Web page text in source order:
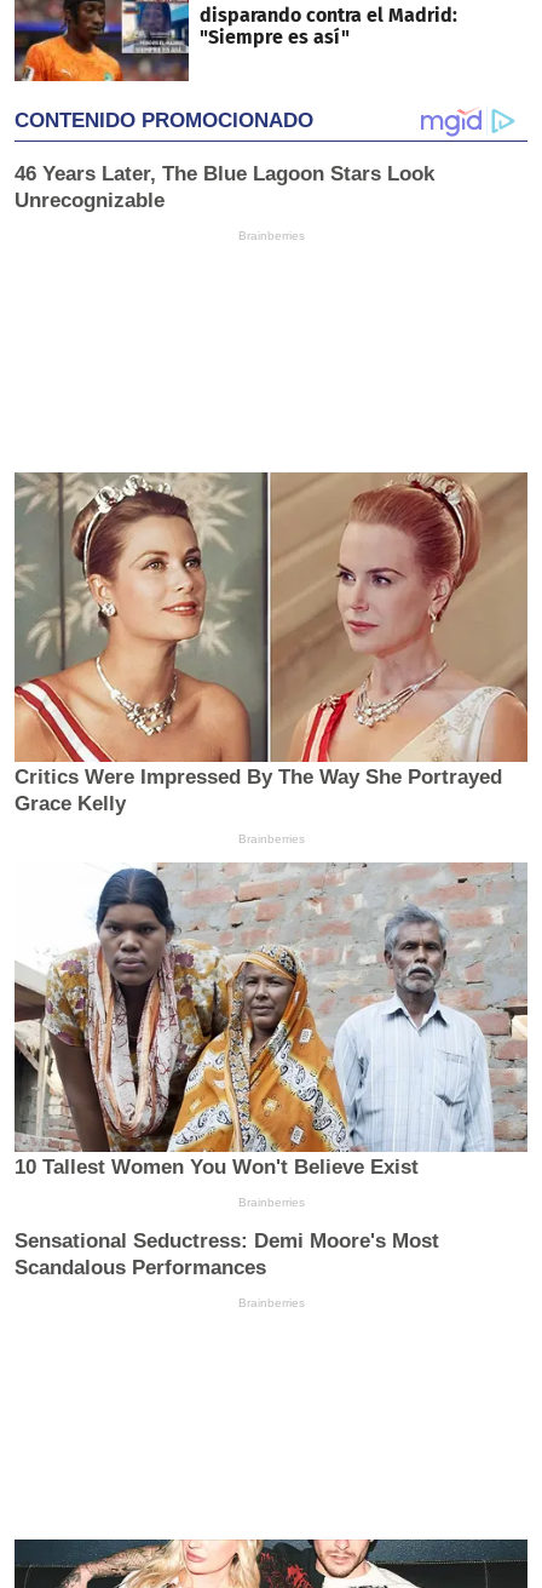
disparando contra el Madrid:
"Siempre es así"